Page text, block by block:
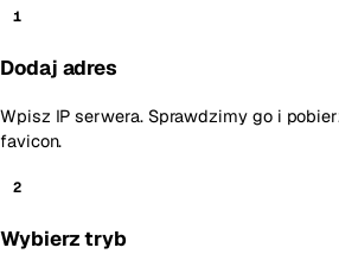
1
Dodaj adres
Wpisz IP serwera. Sprawdzimy go i
favicon.
2
Wybierz tryb